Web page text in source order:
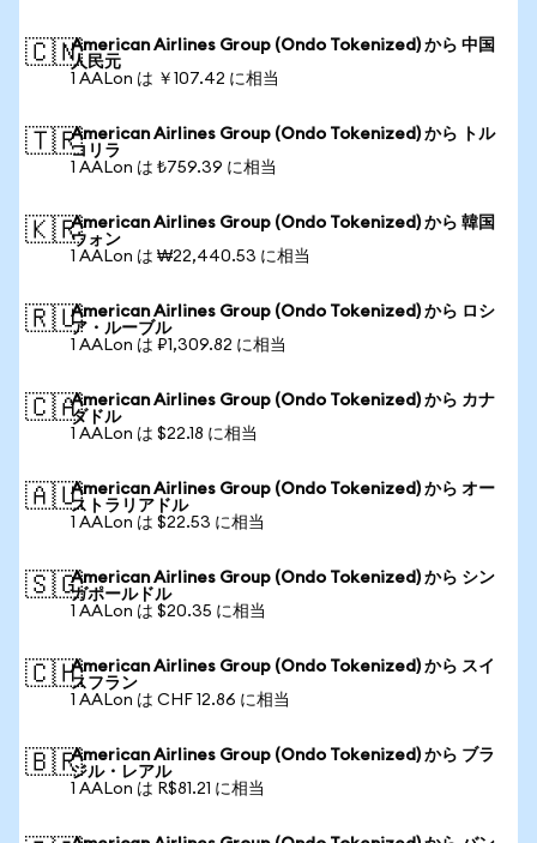
🇨🇳American Airlines Group (Ondo Tokenized) から 中国
人民元
1 AALon は ￥107.42 に相当
🇹🇷American Airlines Group (Ondo Tokenized) から トル
コリラ
1 AALon は ₺759.39 に相当
🇰🇷American Airlines Group (Ondo Tokenized) から 韓国
ウォン
1 AALon は ₩22,440.53 に相当
🇷🇺American Airlines Group (Ondo Tokenized) から ロシ
ア・ルーブル
1 AALon は ₽1,309.82 に相当
🇨🇦American Airlines Group (Ondo Tokenized) から カナ
ダドル
1 AALon は $22.18 に相当
🇦🇺American Airlines Group (Ondo Tokenized) から オー
ストラリアドル
1 AALon は $22.53 に相当
🇸🇬American Airlines Group (Ondo Tokenized) から シン
ガポールドル
1 AALon は $20.35 に相当
🇨🇭American Airlines Group (Ondo Tokenized) から スイ
スフラン
1 AALon は CHF 12.86 に相当
🇧🇷American Airlines Group (Ondo Tokenized) から ブラ
ジル・レアル
1 AALon は R$81.21 に相当